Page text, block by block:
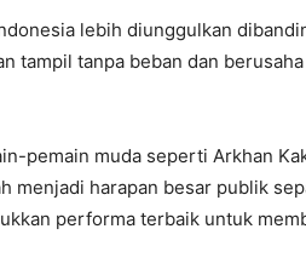
lebih diunggulkan
tampil tanpa beban dan
pemain muda seperti Arkhan
menjadi harapan besar publik
performa terbaik untuk